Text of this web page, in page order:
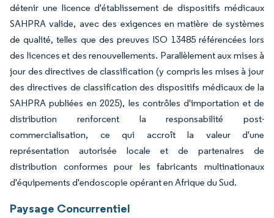
détenir une licence d'établissement de dispositifs médicaux
SAHPRA valide, avec des exigences en matière de systèmes
de qualité, telles que des preuves ISO 13485 référencées lors
des licences et des renouvellements. Parallèlement aux mises à
jour des directives de classification (y compris les mises à jour
des directives de classification des dispositifs médicaux de la
SAHPRA publiées en 2025), les contrôles d'importation et de
distribution renforcent la responsabilité post-
commercialisation, ce qui accroît la valeur d'une
représentation autorisée locale et de partenaires de
distribution conformes pour les fabricants multinationaux
d'équipements d'endoscopie opérant en Afrique du Sud.
Paysage Concurrentiel